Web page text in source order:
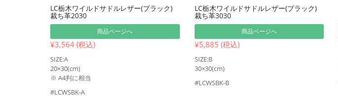
LC栃木ワイルドサドルレザー(ブラック)
裁ち革2030
商品ページへ
¥3,564 (税込)
SIZE:A
20×30(cm)
※ A4判に相当
#LCWSBK-A
LC栃木ワイルドサドルレザー(ブラック)
裁ち革3030
商品ページへ
¥5,885 (税込)
SIZE:B
30×30(cm)
#LCWSBK-B